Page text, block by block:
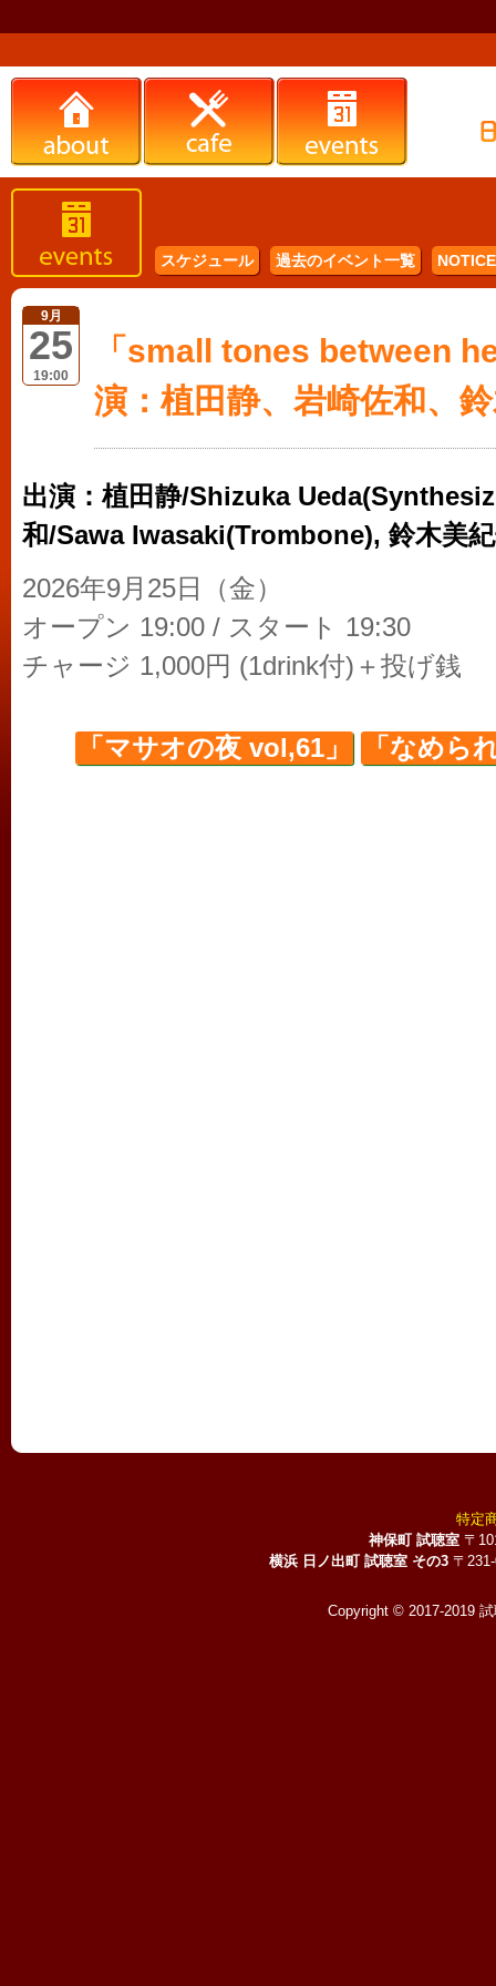
スケジュール 過去のイベント一覧
9月
25
19:00
「small tones between
演：植田静、岩崎佐和、
出演：植田静/Shizuka
和/Sawa Iwasaki(Trombone), 鈴木美
2026年9月25日（金）
オープン 19:00 / スタート 19:30
チャージ 1,000円 (1drink付)＋投げ銭
「マサオの夜 vol,61」 「なめら
特定
神保町 試聴室 〒
横浜 日ノ出町 試聴室 その3 〒
Copyright © 2017-2019